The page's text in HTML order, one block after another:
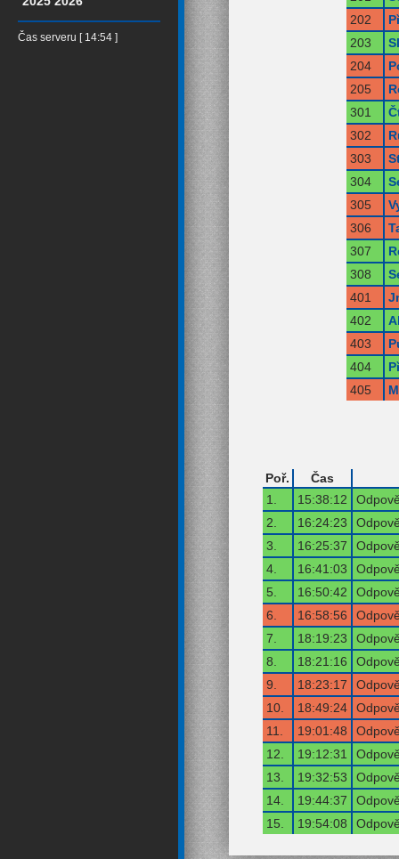
Čas serveru [ 14:54 ]
202
203
204
205
301
302
303
304
305
306
307
308
401
402
403
404
405
Poř.
Čas
1.
15:38:12
2.
16:24:23
3.
16:25:37
4.
16:41:03
5.
16:50:42
6.
16:58:56
7.
18:19:23
8.
18:21:16
9.
18:23:17
10.
18:49:24
11.
19:01:48
12.
19:12:31
13.
19:32:53
14.
19:44:37
15.
19:54:08